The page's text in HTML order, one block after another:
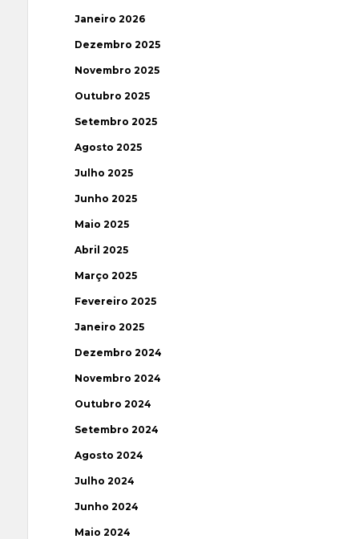
Janeiro 2026
Dezembro 2025
Novembro 2025
Outubro 2025
Setembro 2025
Agosto 2025
Julho 2025
Junho 2025
Maio 2025
Abril 2025
Março 2025
Fevereiro 2025
Janeiro 2025
Dezembro 2024
Novembro 2024
Outubro 2024
Setembro 2024
Agosto 2024
Julho 2024
Junho 2024
Maio 2024